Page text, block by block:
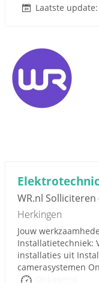
Laatste
WR.nl Solliciteren
Herkingen
Jouw
Installatietechniek:
installaties uit
camerasystemen